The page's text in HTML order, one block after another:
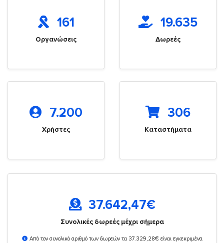
161
Οργανώσεις
19.635
Δωρεές
7.200
Χρήστες
306
Καταστήματα
37.642,47€
Συνολικές δωρεές μέχρι σήμερα
Από τον συνολικό αριθμό των δωρεών τα 37.329,28€ είναι εγκεκριμένα